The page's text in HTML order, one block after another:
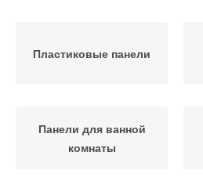
Пластиковые панели
Панели для ванной
комнаты